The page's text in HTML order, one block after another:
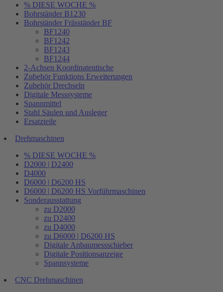
% DIESE WOCHE %
Bohrständer B1230
Bohrständer Fräsständer BF
BF1240
BF1242
BF1243
BF1244
2-Achsen Koordinatentische
Zubehör Funktions Erweiterungen
Zubehör Drechseln
Digitale Messsysteme
Spannmittel
Stahl Säulen und Ausleger
Ersatzteile
Drehmaschinen
% DIESE WOCHE %
D2000 | D2400
D4000
D6000 | D6200 HS
D6000 | D6200 HS Vorführmaschinen
Sonderausstattung
zu D2000
zu D2400
zu D4000
zu D6000 | D6200 HS
Digitale Anbaumessschieber
Digitale Positionsanzeige
Spannsysteme
CNC Drehmaschinen